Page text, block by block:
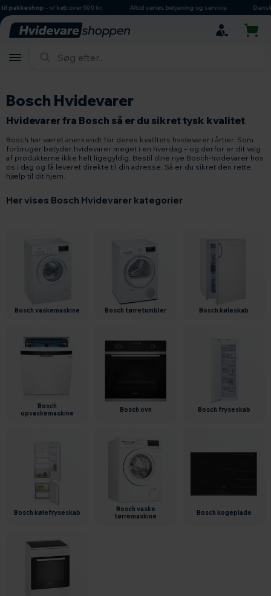
hovedindhold
søgning
navigation
indkøbskurv
– v/ køb over 500 kr. Altid seriøs betjening og service Dansk ejet
Bosch Hvidevarer
Hvidevarer fra Bosch så er du sikret tysk kvalitet
Bosch har været anerkendt for deres kvaliltets hvidevarer i årtier. Som
forbruger betyder hvidevarer meget i en hverdag – og derfor er dit valg
af produkterne ikke helt ligegyldig. Bestil dine nye Bosch-hvidevarer hos
os i dag og få leveret direkte til din adresse. Så er du sikret den rette
hjælp til dit hjem.
Her vises Bosch Hvidevarer kategorier
bosch vaskemaskine bosch tørretumbler bosch køleskab
bosch
opvaskemaskine
bosch ovn bosch fryseskab
bosch kølefryseskab
bosch vaske
tørremaskine
bosch kogeplade